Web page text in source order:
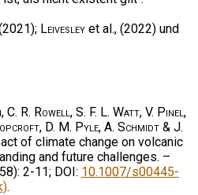
Leivesley et al., (2022) und
C. R. Rowell, S. F. L. Watt, V. Pinel,
D. M. Pyle, A. Schmidt & J.
of climate change on volcanic
and future challenges. –
2-11; DOI: 10.1007/s00445-
.